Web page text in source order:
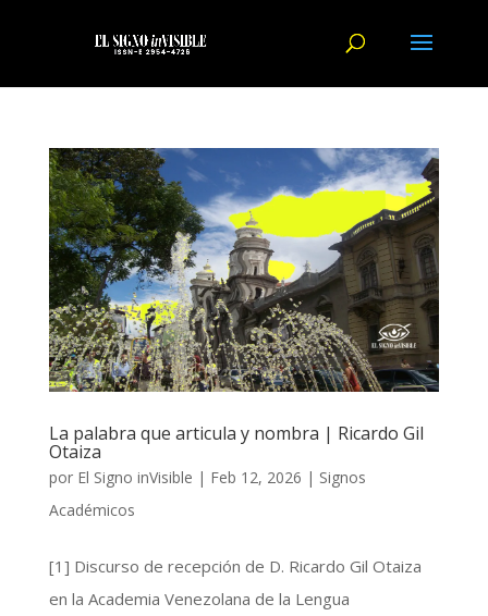
La palabra que articula y nombra | Ricardo Gil
Otaiza
por El Signo inVisible | Feb 12, 2026 | Signos
Académicos
[1] Discurso de recepción de D. Ricardo Gil Otaiza
en la Academia Venezolana de la Lengua